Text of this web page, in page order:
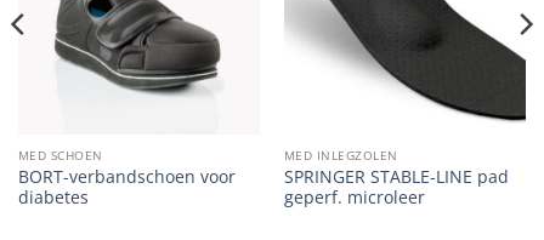
MED SCHOEN
BORT-verbandschoen voor
diabetes
MED INLEGZOLEN
SPRINGER STABLE-LINE pad
geperf. microleer